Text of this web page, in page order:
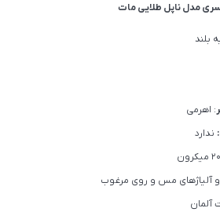
مدل ناپل طلایی مات
بلند
: اهرمی
ندارد
و آلیاژهای مس و روی مرغوب
آلمان